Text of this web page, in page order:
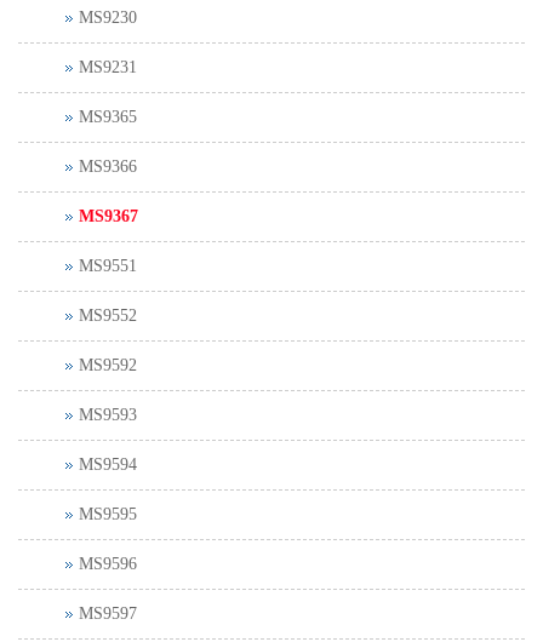
MS9230
MS9231
MS9365
MS9366
MS9367
MS9551
MS9552
MS9592
MS9593
MS9594
MS9595
MS9596
MS9597